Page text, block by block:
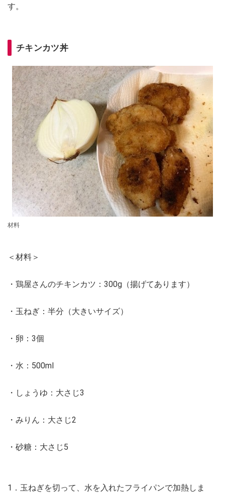
す。
チキンカツ丼
材料
＜材料＞
・鶏屋さんのチキンカツ：300g（揚げてあります）
・玉ねぎ：半分（大きいサイズ）
・卵：3個
・水：500ml
・しょうゆ：大さじ3
・みりん：大さじ2
・砂糖：大さじ5
1．玉ねぎを切って、水を入れたフライパンで加熱しま